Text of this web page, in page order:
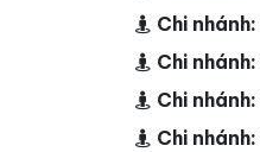
Chi nhánh:
Chi nhánh:
Chi nhánh:
Chi nhánh: